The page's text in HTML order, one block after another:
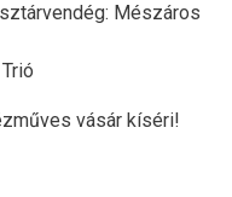
Mészáros
vásár kíséri!